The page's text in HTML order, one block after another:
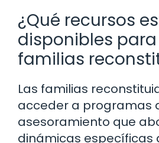
¿Qué recursos
disponibles
familias
Las familias
acceder a programas
asesoramiento que
dinámicas específicas